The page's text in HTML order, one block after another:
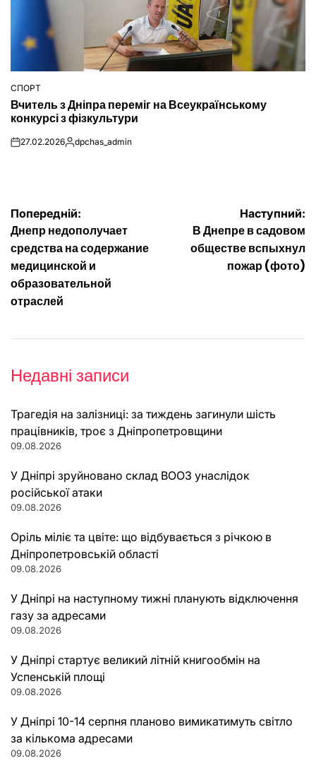
ОПУБЛІКУВАТИ
У
СПОРТ
Вчитель з Дніпра переміг на Всеукраїнському
конкурсі з фізкультури
on27.02.2026Опубліковано
dpchas_admin
Навігація
записів
Попередній:
Днепр недополучает
средства на содержание
медицинской и
образовательной
отраслей
Наступний:
В Днепре в садовом
обществе вспыхнул
пожар (фото)
Недавні записи
Трагедія на залізниці: за тиждень загинули шість
працівників, троє з Дніпропетровщини
09.08.2026
У Дніпрі зруйновано склад ВООЗ унаслідок
російської атаки
09.08.2026
Оріль міліє та цвіте: що відбувається з річкою в
Дніпропетровській області
09.08.2026
У Дніпрі на наступному тижні планують відключення
газу за адресами
09.08.2026
У Дніпрі стартує великий літній книгообмін на
Успенській площі
09.08.2026
У Дніпрі 10-14 серпня планово вимикатимуть світло
за кількома адресами
09.08.2026